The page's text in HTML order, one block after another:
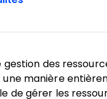
gestion des
manière
de gérer les